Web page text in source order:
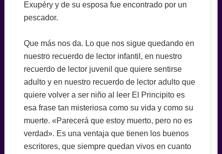
Exupéry y de su esposa fue encontrado por un
pescador.
Que más nos da. Lo que nos sigue quedando en
nuestro recuerdo de lector infantil, en nuestro
recuerdo de lector juvenil que quiere sentirse
adulto y en nuestro recuerdo de lector adulto que
quiere volver a ser niño al leer El Principito es
esa frase tan misteriosa como su vida y como su
muerte. «Parecerá que estoy muerto, pero no es
verdad». Es una ventaja que tienen los buenos
escritores, que siempre quedan vivos en cuanto